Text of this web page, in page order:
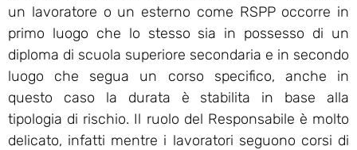
un lavoratore o un esterno come RSPP occorre in
primo luogo che lo stesso sia in possesso di un
diploma di scuola superiore secondaria e in secondo
luogo che segua un corso specifico, anche in
questo caso la durata è stabilita in base alla
tipologia di rischio. Il ruolo del Responsabile è molto
delicato, infatti mentre i lavoratori seguono corsi di